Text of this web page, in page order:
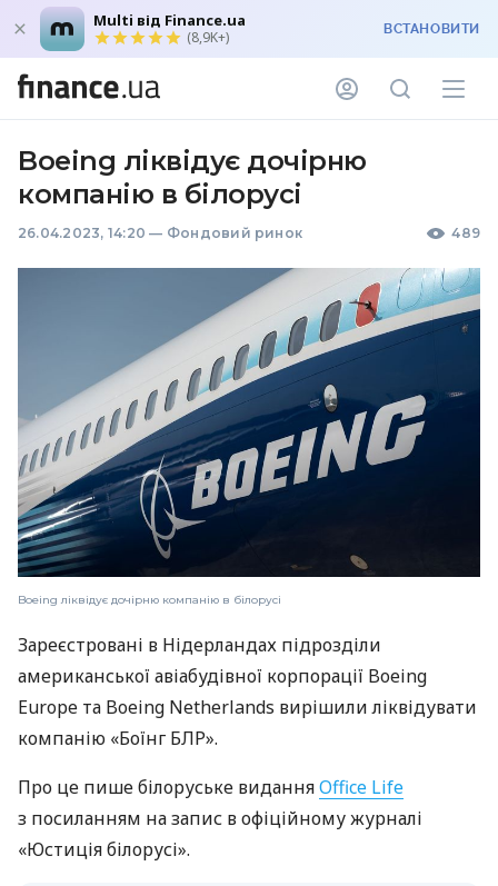
Multi від Finance.ua
(8,9K+) ВСТАНОВИТИ
Boeing ліквідує дочірню
компанію в білорусі
26.04.2023, 14:20 — Фондовий ринок 489
Boeing ліквідує дочірню компанію в білорусі
Зареєстровані в Нідерландах підрозділи
американської авіабудівної корпорації Boeing
Europe та Boeing Netherlands вирішили ліквідувати
компанію «Боїнг БЛР».
Про це пише білоруське виданняOffice Life
з посиланням на запис в офіційному журналі
«Юстиція білорусі».